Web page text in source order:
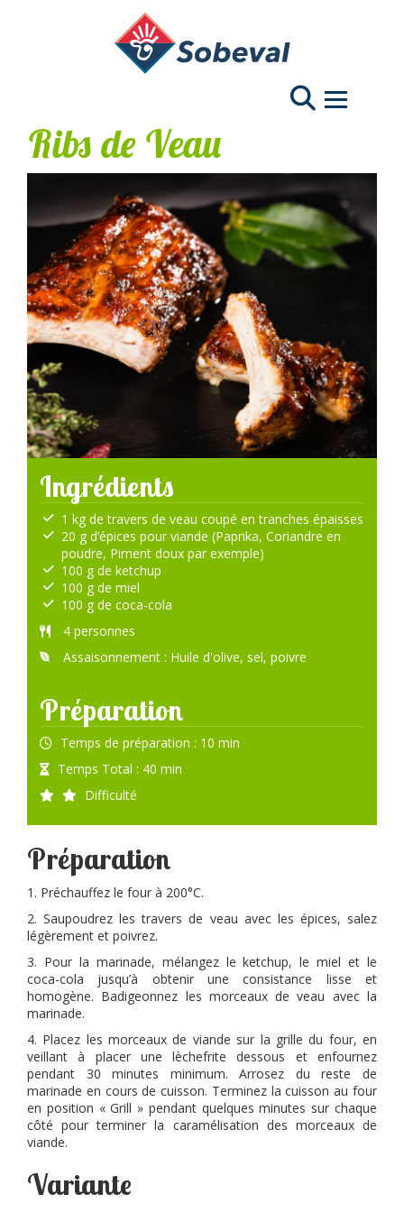
Navigation
Ribs de Veau
Ingrédients
1 kg de travers de veau coupé en tranches épaisses
20 g d’épices pour viande (Paprika, Coriandre en
poudre, Piment doux par exemple)
100 g de ketchup
100 g de miel
100 g de coca-cola
4 personnes
Assaisonnement : Huile d'olive, sel, poivre
Préparation
Temps de préparation : 10 min
Temps Total : 40 min
Difficulté
Préparation
1. Préchauffez le four à 200°C.
2. Saupoudrez les travers de veau avec les épices, salez
légèrement et poivrez.
3. Pour la marinade, mélangez le ketchup, le miel et le
coca-cola jusqu’à obtenir une consistance lisse et
homogène. Badigeonnez les morceaux de veau avec la
marinade.
4. Placez les morceaux de viande sur la grille du four, en
veillant à placer une lèchefrite dessous et enfournez
pendant 30 minutes minimum. Arrosez du reste de
marinade en cours de cuisson. Terminez la cuisson au four
en position « Grill » pendant quelques minutes sur chaque
côté pour terminer la caramélisation des morceaux de
viande.
Variante